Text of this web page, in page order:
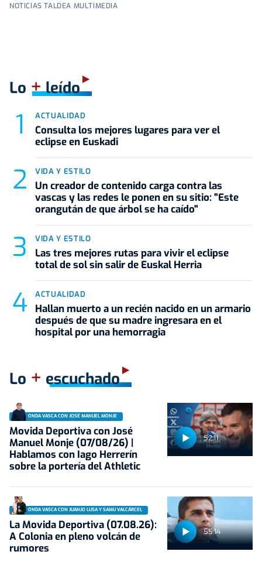
NOTICIAS TALDEA MULTIMEDIA
Lo +leído
ACTUALIDAD
Consulta los mejores lugares para ver el
eclipse en Euskadi
VIDA Y ESTILO
Un creador de contenido carga contra las
vascas y las redes le ponen en su sitio: "Este
orangután de que árbol se ha caído"
VIDA Y ESTILO
Las tres mejores rutas para vivir el eclipse
total de sol sin salir de Euskal Herria
ACTUALIDAD
Hallan muerto a un recién nacido en un armario
después de que su madre ingresara en el
hospital por una hemorragia
Lo + escuchado
52:11
ONDA VASCA CON JOSÉ MANUEL MONJE
Movida Deportiva con José
Manuel Monje (07/08/26) |
Hablamos con Iago Herrerín
sobre la portería del Athletic
55:14
ONDA VASCA CON JUANJO LUSA Y SAMU VALCÁRCEL
La Movida Deportiva (07.08.26):
A Colonia en pleno volcán de
rumores